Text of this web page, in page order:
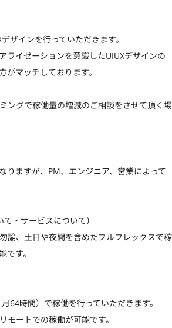
ザインを行っていただきます。
ライゼーションを意識したUIUXデザインの
がマッチしております。
ングで稼働量の増減のご相談をさせて頂く場
りますが、PM、エンジニア、営業によって
・サービスについて）
論、土日や夜間を含めたフルフレックスで稼
です。
64時間）で稼働を行っていただきます。
モートでの稼働が可能です。